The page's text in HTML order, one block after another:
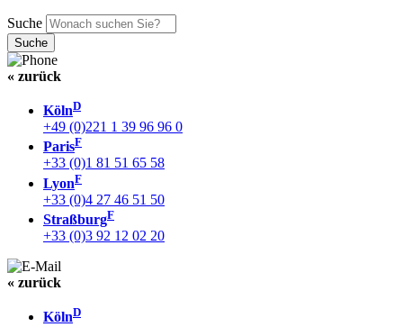
Suche
« zurück
KölnD
+49 (0)221 1 39 96 96 0
ParisF
+33 (0)1 81 51 65 58
LyonF
+33 (0)4 27 46 51 50
StraßburgF
+33 (0)3 92 12 02 20
« zurück
KölnD